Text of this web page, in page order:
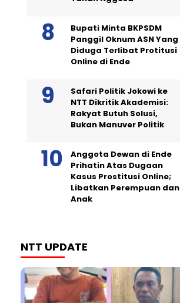
Bupati Minta BKPSDM
Panggil Oknum ASN Yang
Diduga Terlibat Protitusi
Online di Ende
Safari Politik Jokowi ke
NTT Dikritik Akademisi:
Rakyat Butuh Solusi,
Bukan Manuver Politik
Anggota Dewan di Ende
Prihatin Atas Dugaan
Kasus Prostitusi Online;
Libatkan Perempuan dan
Anak
NTT UPDATE